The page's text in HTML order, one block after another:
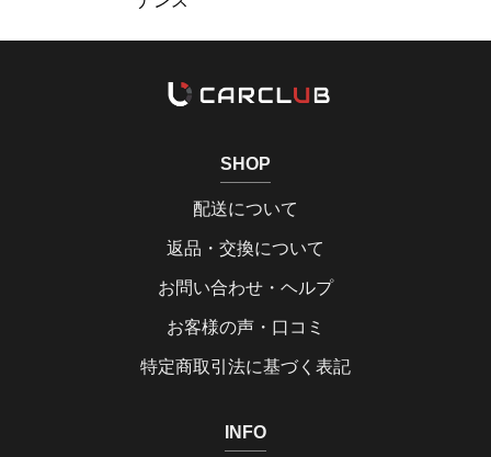
SHOP
配送について
返品・交換について
お問い合わせ・ヘルプ
お客様の声・口コミ
特定商取引法に基づく表記
INFO